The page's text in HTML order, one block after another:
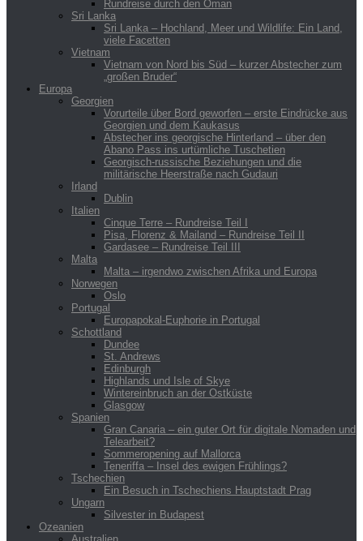
Rundreise durch den Oman
Sri Lanka
Sri Lanka – Hochland, Meer und Wildlife: Ein Land,
viele Facetten
Vietnam
Vietnam von Nord bis Süd – kurzer Abstecher zum
„großen Bruder“
Europa
Georgien
Vorurteile über Bord geworfen – erste Eindrücke aus
Georgien und dem Kaukasus
Abstecher ins georgische Hinterland – über den
Abano Pass ins urtümliche Tuschetien
Georgisch-russische Beziehungen und die
militärische Heerstraße nach Gudauri
Irland
Dublin
Italien
Cinque Terre – Rundreise Teil I
Pisa, Florenz & Mailand – Rundreise Teil II
Gardasee – Rundreise Teil III
Malta
Malta – irgendwo zwischen Afrika und Europa
Norwegen
Oslo
Portugal
Europapokal-Euphorie in Portugal
Schottland
Dundee
St. Andrews
Edinburgh
Highlands und Isle of Skye
Wintereinbruch an der Ostküste
Glasgow
Spanien
Gran Canaria – ein guter Ort für digitale Nomaden und
Telearbeit?
Sommeropening auf Mallorca
Teneriffa – Insel des ewigen Frühlings?
Tschechien
Ein Besuch in Tschechiens Hauptstadt Prag
Ungarn
Silvester in Budapest
Ozeanien